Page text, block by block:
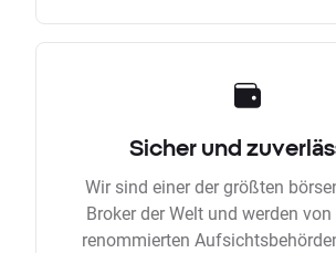
Sicher und
Wir sind einer der größten
Broker der Welt und werden
renommierten